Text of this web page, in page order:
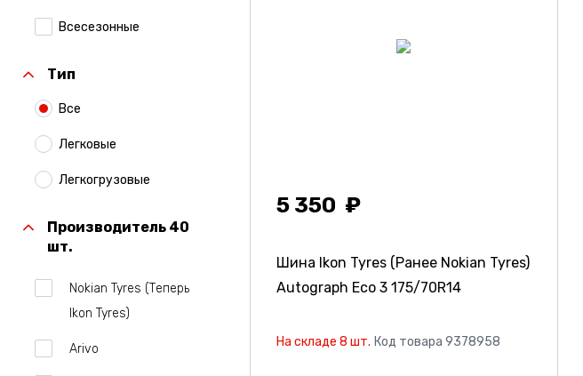
Всесезонные
Тип
Все
Легковые
Легкогрузовые
Производитель 40
шт.
Nokian Tyres (Теперь
Ikon Tyres)
Arivo
5 350
Шина Ikon Tyres (Ранее Nokian Tyres)
Autograph Eco 3 175/70R14
На складе 8 шт. Код товара 9378958